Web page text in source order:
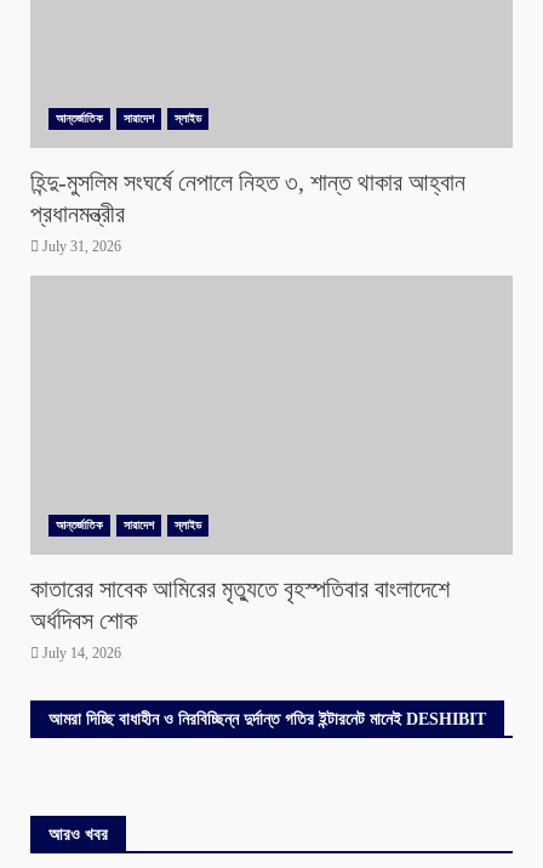
আন্তর্জাতিক সারাদেশ স্লাইড
হিন্দু-মুসলিম সংঘর্ষে নেপালে নিহত ৩, শান্ত থাকার আহ্বান
প্রধানমন্ত্রীর
July 31, 2026
আন্তর্জাতিক সারাদেশ স্লাইড
কাতারের সাবেক আমিরের মৃত্যুতে বৃহস্পতিবার বাংলাদেশে
অর্ধদিবস শোক
July 14, 2026
আমরা দিচ্ছি বাধাহীন ও নিরবিচ্ছিন্ন দুর্দান্ত গতির ইন্টারনেট মানেই DESHIBIT
আরও খবর